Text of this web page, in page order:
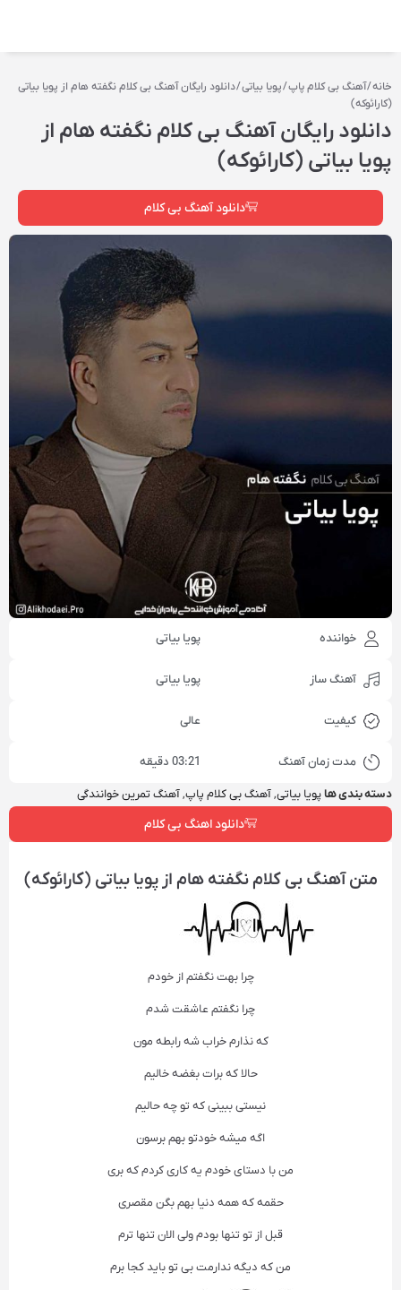
خانه/آهنگ بی کلام پاپ/پویا بیاتی/ دانلود رایگان آهنگ بی کلام نگفته هام از پویا بیاتی
(کارائوکه)
دانلود رایگان آهنگ بی کلام نگفته هام از
پویا بیاتی (کارائوکه)
دانلود آهنگ بی کلام
خواننده پویا بیاتی
آهنگ ساز پویا بیاتی
کیفیت عالی
مدت زمان آهنگ 03:21 دقیقه
دسته بندی هاپویا بیاتی,آهنگ بی کلام پاپ,آهنگ تمرین خوانندگی
دانلود اهنگ بی کلام
متن آهنگ بی کلام نگفته هام از پویا بیاتی (کارائوکه)
چرا بهت نگفتم از خودم
چرا نگفتم عاشقت شدم
که نذارم خراب شه رابطه مون
حالا که برات بغضه خالیم
نیستی ببینی که تو چه حالیم
اگه میشه خودتو بهم برسون
من با دستای خودم یه کاری کردم که بری
حقمه که همه دنیا بهم بگن مقصری
قبل از تو تنها بودم ولی الان تنها ترم
من که دیگه ندارمت بی تو باید کجا برم